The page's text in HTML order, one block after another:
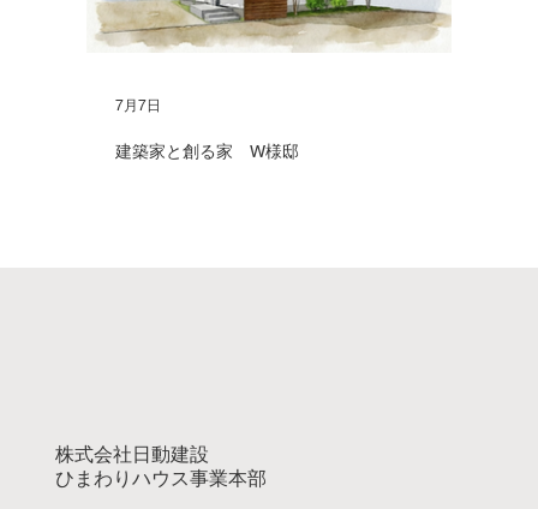
建築家と創る家 W様邸
7月7日
株式会社日動建設
ひまわりハウス事業本部